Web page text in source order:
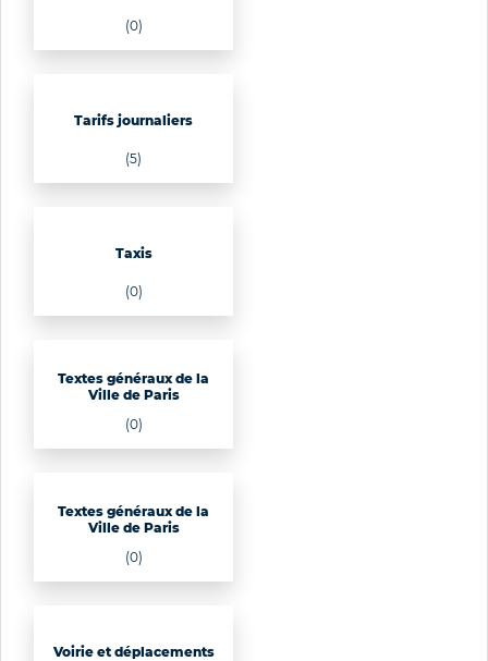
(0)
Tarifs journaliers
(5)
Taxis
(0)
Textes généraux de la
Ville de Paris
(0)
Textes généraux de la
Ville de Paris
(0)
Voirie et déplacements